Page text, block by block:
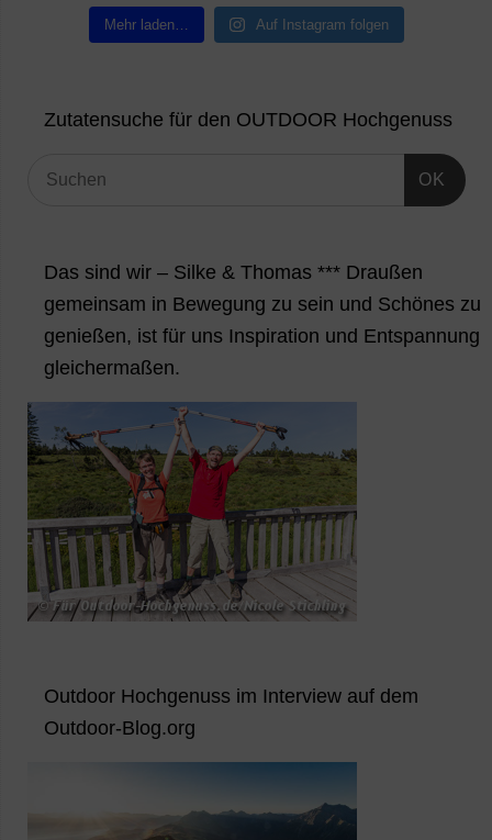
Mehr laden… Auf Instagram folgen
Zutatensuche für den OUTDOOR Hochgenuss
OK
Das sind wir – Silke & Thomas *** Draußen
gemeinsam in Bewegung zu sein und Schönes zu
genießen, ist für uns Inspiration und Entspannung
gleichermaßen.
Outdoor Hochgenuss im Interview auf dem
Outdoor-Blog.org